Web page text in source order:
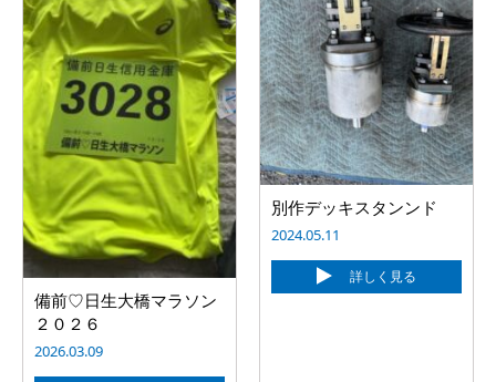
備前♡日生大橋マラソン
２０２６
2026.03.09
別作デッキスタンンド
2024.05.11
詳しく見る